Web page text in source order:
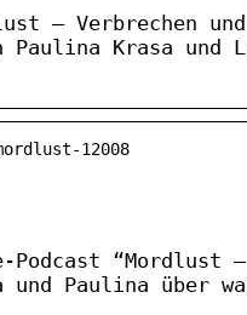
– Verbrechen
Krasa und
12008
Podcast “Mordlust
und Paulina über